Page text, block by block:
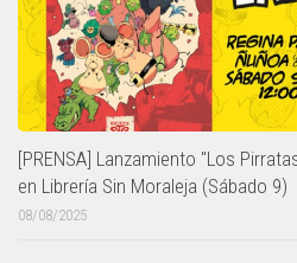
[PRENSA] Lanzamiento "Los
en Librería Sin Moraleja (Sábado 9)
08/08/2025